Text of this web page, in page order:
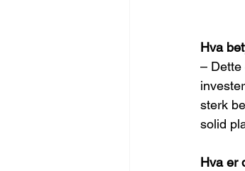
Hva
– Dette
sterk
solid
Hva er